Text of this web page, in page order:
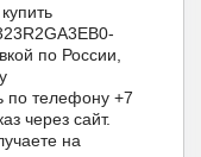
по России,
по телефону +7
через сайт.
на